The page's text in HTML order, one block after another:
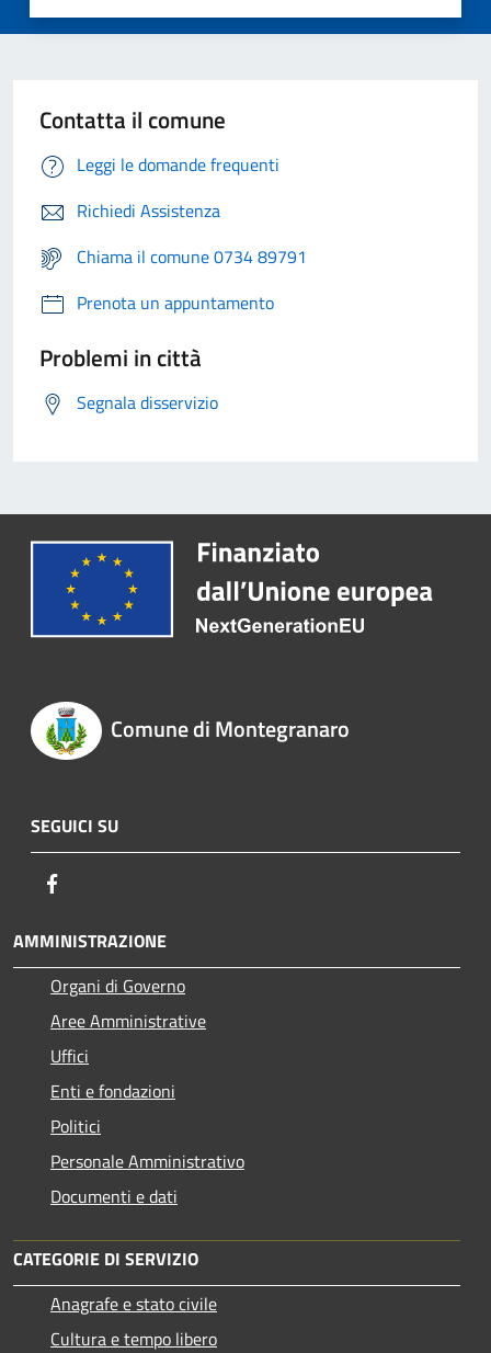
Contatta il comune
Leggi le domande frequenti
Richiedi Assistenza
Chiama il comune 0734 89791
Prenota un appuntamento
Problemi in città
Segnala disservizio
Comune di Montegranaro
SEGUICI SU
AMMINISTRAZIONE
Organi di Governo
Aree Amministrative
Uffici
Enti e fondazioni
Politici
Personale Amministrativo
Documenti e dati
CATEGORIE DI SERVIZIO
Anagrafe e stato civile
Cultura e tempo libero